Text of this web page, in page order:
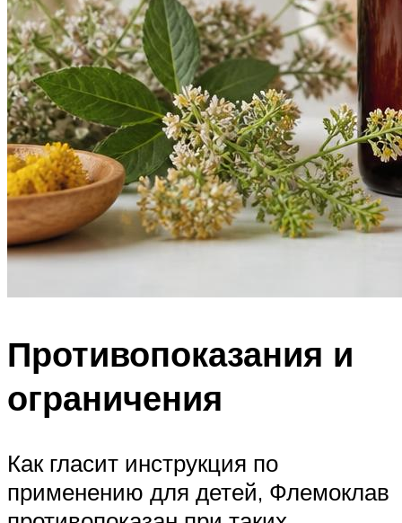
Противопоказания и
ограничения
Как гласит инструкция по
применению для детей, Флемоклав